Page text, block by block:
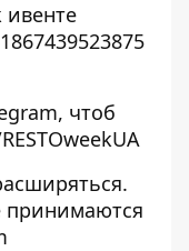
чтоб
принимаются